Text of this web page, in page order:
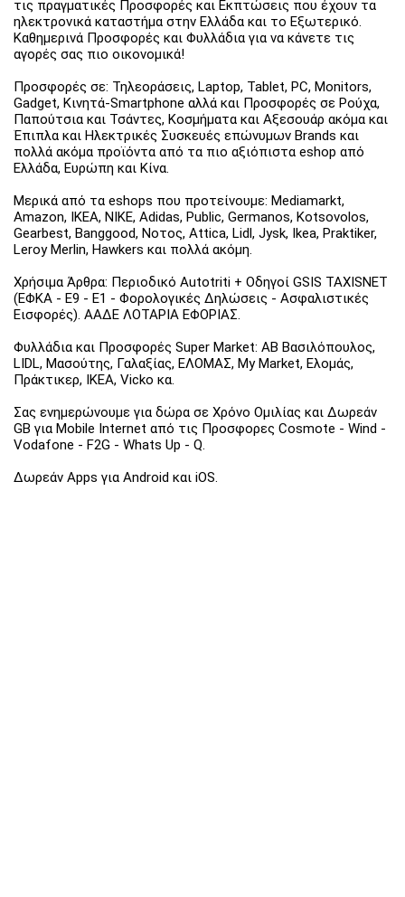
τις πραγματικές Προσφορές και Εκπτώσεις που έχουν τα
ηλεκτρονικά καταστήμα στην Ελλάδα και το Εξωτερικό.
Καθημερινά Προσφορές και Φυλλάδια για να κάνετε τις
αγορές σας πιο οικονομικά!
Προσφορές σε: Τηλεοράσεις, Laptop, Tablet, PC, Monitors,
Gadget, Κινητά-Smartphone αλλά και Προσφορές σε Ρούχα,
Παπούτσια και Τσάντες, Κοσμήματα και Αξεσουάρ ακόμα και
Έπιπλα και Ηλεκτρικές Συσκευές επώνυμων Brands και
πολλά ακόμα προϊόντα από τα πιο αξιόπιστα eshop από
Ελλάδα, Ευρώπη και Κίνα.
Μερικά από τα eshops που προτείνουμε: Mediamarkt,
Amazon, IKEA, NIKE, Adidas, Public, Germanos, Kotsovolos,
Gearbest, Banggood, Νοτος, Attica, Lidl, Jysk, Ikea, Praktiker,
Leroy Merlin, Hawkers και πολλά ακόμη.
Χρήσιμα Άρθρα: Περιοδικό Autotriti + Οδηγοί GSIS TAXISNET
(ΕΦΚΑ - Ε9 - Ε1 - Φορολογικές Δηλώσεις - Ασφαλιστικές
Εισφορές). ΑΑΔΕ ΛΟΤΑΡΙΑ ΕΦΟΡΙΑΣ.
Φυλλάδια και Προσφορές Super Market: ΑΒ Βασιλόπουλος,
LIDL, Μασούτης, Γαλαξίας, ΕΛΟΜΑΣ, My Market, Ελομάς,
Πράκτικερ, ΙΚΕΑ, Vicko κα.
Σας ενημερώνουμε για δώρα σε Χρόνο Ομιλίας και Δωρεάν
GB για Mobile Internet από τις Προσφορες Cosmote - Wind -
Vodafone - F2G - Whats Up - Q.
Δωρεάν Apps για Android και iOS.